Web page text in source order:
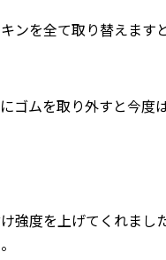
ンを全て取り替えます
ゴムを取り外すと今度
強度を上げてくれまし